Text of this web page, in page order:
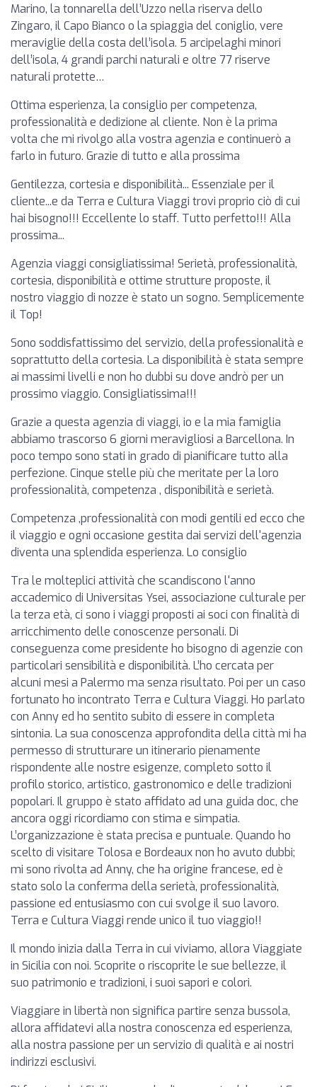
Marino, la tonnarella dell’Uzzo nella riserva dello
Zingaro, il Capo Bianco o la spiaggia del coniglio, vere
meraviglie della costa dell’isola. 5 arcipelaghi minori
dell’isola, 4 grandi parchi naturali e oltre 77 riserve
naturali protette…
Ottima esperienza, la consiglio per competenza,
professionalità e dedizione al cliente. Non è la prima
volta che mi rivolgo alla vostra agenzia e continuerò a
farlo in futuro. Grazie di tutto e alla prossima
Gentilezza, cortesia e disponibilità... Essenziale per il
cliente...e da Terra e Cultura Viaggi trovi proprio ciò di cui
hai bisogno!!! Eccellente lo staff. Tutto perfetto!!! Alla
prossima...
Agenzia viaggi consigliatissima! Serietà, professionalità,
cortesia, disponibilità e ottime strutture proposte, il
nostro viaggio di nozze è stato un sogno. Semplicemente
il Top!
Sono soddisfattissimo del servizio, della professionalità e
soprattutto della cortesia. La disponibilità è stata sempre
ai massimi livelli e non ho dubbi su dove andrò per un
prossimo viaggio. Consigliatissima!!!
Grazie a questa agenzia di viaggi, io e la mia famiglia
abbiamo trascorso 6 giorni meravigliosi a Barcellona. In
poco tempo sono stati in grado di pianificare tutto alla
perfezione. Cinque stelle più che meritate per la loro
professionalità, competenza , disponibilità e serietà.
Competenza ,professionalità con modi gentili ed ecco che
il viaggio e ogni occasione gestita dai servizi dell'agenzia
diventa una splendida esperienza. Lo consiglio
Tra le molteplici attività che scandiscono l'anno
accademico di Universitas Ysei, associazione culturale per
la terza età, ci sono i viaggi proposti ai soci con finalità di
arricchimento delle conoscenze personali. Di
conseguenza come presidente ho bisogno di agenzie con
particolari sensibilità e disponibilità. L’ho cercata per
alcuni mesi a Palermo ma senza risultato. Poi per un caso
fortunato ho incontrato Terra e Cultura Viaggi. Ho parlato
con Anny ed ho sentito subito di essere in completa
sintonia. La sua conoscenza approfondita della città mi ha
permesso di strutturare un itinerario pienamente
rispondente alle nostre esigenze, completo sotto il
profilo storico, artistico, gastronomico e delle tradizioni
popolari. Il gruppo è stato affidato ad una guida doc, che
ancora oggi ricordiamo con stima e simpatia.
L’organizzazione è stata precisa e puntuale. Quando ho
scelto di visitare Tolosa e Bordeaux non ho avuto dubbi;
mi sono rivolta ad Anny, che ha origine francese, ed è
stato solo la conferma della serietà, professionalità,
passione ed entusiasmo con cui svolge il suo lavoro.
Terra e Cultura Viaggi rende unico il tuo viaggio!!
Il mondo inizia dalla Terra in cui viviamo, allora Viaggiate
in Sicilia con noi. Scoprite o riscoprite le sue bellezze, il
suo patrimonio e tradizioni, i suoi sapori e colori.
Viaggiare in libertà non significa partire senza bussola,
allora affidatevi alla nostra conoscenza ed esperienza,
alla nostra passione per un servizio di qualità e ai nostri
indirizzi esclusivi.